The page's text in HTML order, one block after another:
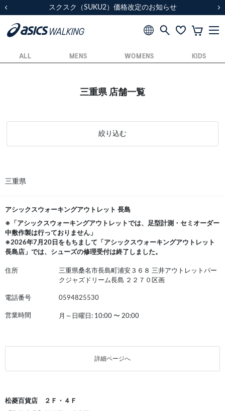
スクスク（SUKU2）価格改定のお知らせ
配送に関するお知らせ
スクスク（SUKU2）価格改定のお知らせ
配送に関するお知らせ
ALL MENS WOMENS KIDS
三重県 店舗一覧
絞り込む
三重県
アシックスウォーキングアウトレット 長島
※「アシックスウォーキングアウトレットでは、足型計測・セミオーダー
中敷作製は行っておりません」
※2026年7月20日をもちまして「アシックスウォーキングアウトレット
長島店」では、シューズの修理受付は終了しました。
住所
三重県桑名市長島町浦安３６８ 三井アウトレットパー
クジャズドリーム長島 ２２７０区画
電話番号 0594825530
営業時間 月～日曜日: 10:00 〜 20:00
詳細ページへ
松菱百貨店 ２Ｆ・４Ｆ